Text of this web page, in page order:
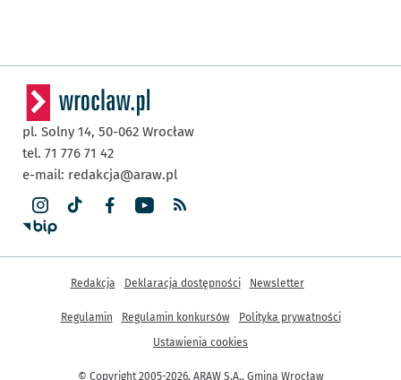
pl. Solny 14, 50-062 Wrocław
tel. 71 776 71 42
e-mail: redakcja@araw.pl
© Copyright 2005-2026, ARAW S.A., Gmina Wrocław
Inne informacje
Redakcja Deklaracja dostępności Newsletter
Regulamin Regulamin konkursów
Polityka prywatności
Ustawienia cookies